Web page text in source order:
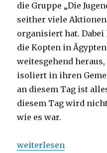
die Gruppe „Die
seither viele
organisiert hat.
die Kopten in
weitesgehend
isoliert in ihren
an diesem Tag ist
diesem Tag wird
wie es war.
„Die Schlacht von
weiterlesen